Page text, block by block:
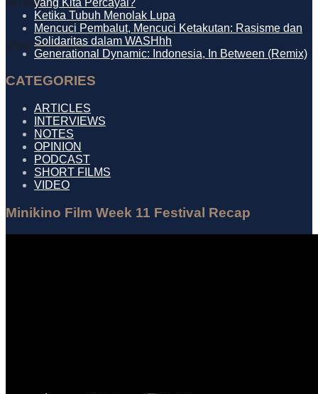
No Result
View All Result
Ketika Tubuh Menolak Lupa
Mencuci Pembalut, Mencuci Ketakutan: Rasisme dan
Solidaritas dalam WASHhh
Generational Dynamic: Indonesia, In Between (Remix)
CATEGORIES
ARTICLES
INTERVIEWS
NOTES
OPINION
PODCAST
SHORT FILMS
VIDEO
Minikino Film Week 11 Festival Recap